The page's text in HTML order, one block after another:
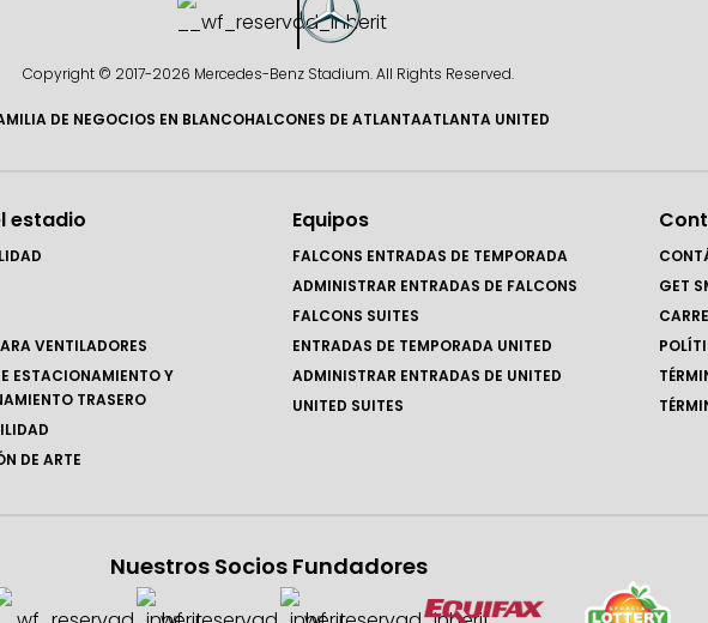
Copyright © 2017-2026 Mercedes-Benz Stadium. All Rights Reserved.
DE NEGOCIOS EN BLANCOHALCONES DE ATLANTAATLANTA UNITED
estadio
VENTILADORES
ESTACIONAMIENTO Y
TRASERO
DE ARTE
Equipos
FALCONS ENTRADAS DE TEMPORADA
ADMINISTRAR ENTRADAS DE FALCONS
FALCONS SUITES
ENTRADAS DE TEMPORADA UNITED
ADMINISTRAR ENTRADAS DE UNITED
UNITED SUITES
GET
Nuestros Socios Fundadores